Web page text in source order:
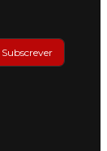
Subscrever